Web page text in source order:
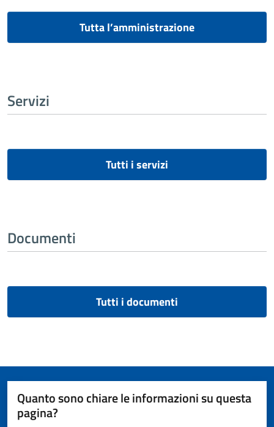
Tutta l’amministrazione
Servizi
Tutti i servizi
Documenti
Tutti i documenti
Quanto sono chiare le informazioni su questa
pagina?